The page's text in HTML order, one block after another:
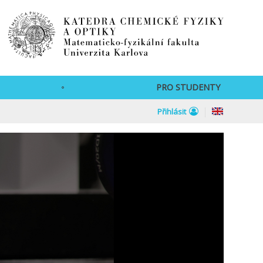
PRO STUDENTY
Přihlásit